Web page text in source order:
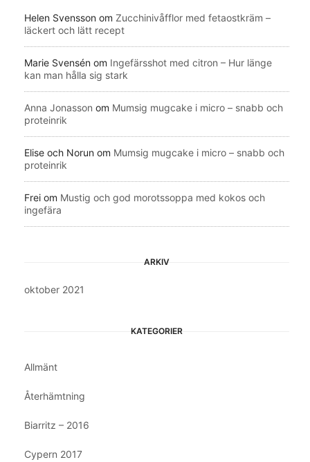
Helen Svensson om Zucchinivåfflor med fetaostkräm –
läckert och lätt recept
Marie Svensén om Ingefärsshot med citron – Hur länge
kan man hålla sig stark
Anna Jonasson om Mumsig mugcake i micro – snabb och
proteinrik
Elise och Norun om Mumsig mugcake i micro – snabb och
proteinrik
Frei om Mustig och god morotssoppa med kokos och
ingefära
ARKIV
oktober 2021
KATEGORIER
Allmänt
Återhämtning
Biarritz – 2016
Cypern 2017